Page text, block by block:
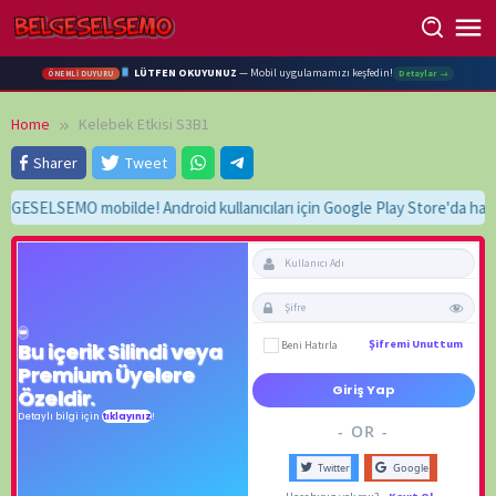
Skip
to
content
ÖNEMLİ DUYURU LÜTFEN OKUYUNUZ — Mobil uygulamamızı keşfedin! Detaylar →
Home
Kelebek Etkisi S3B1
Sharer
Tweet
mobilde! Android kullanıcıları için Google Play Store'da hazır